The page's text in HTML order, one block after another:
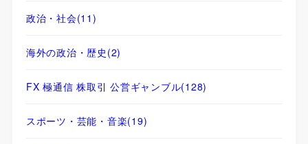
政治・社会(11)
海外の政治・歴史 (2)
FX 極通信 株取引 公営ギャンブル(128)
スポーツ・芸能・音楽(19)